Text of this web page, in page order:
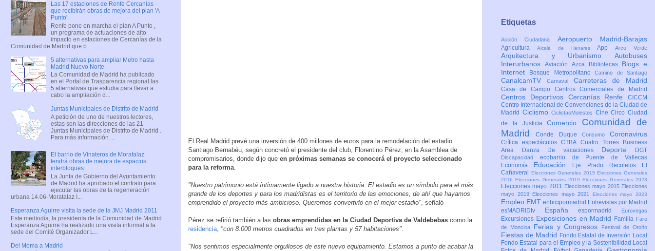
El Real Madrid prevé una inversión de 400 millones de euros para la remodelación del estadio
Santiago Bernabéu, según concretó el presidente del club, Florentino Pérez, en la Asamblea de
compromisarios, donde dijo que en próximas semanas se conocerá el proyecto seleccionado
para la reforma.
"Nuestro patrimonio está íntimamente ligado a nuestra historia. El estadio es un símbolo para el más
grande de los deportes y para los madridistas es el territorio de las emociones, de ahí que hayamos
emprendido el proyecto más ambicioso. Queremos convertirlo en el mejor estadio", señaló
Pérez se refirió también a las obras emprendidas en la Ciudad Deportiva de Valdebebas como la
residencia, "con 8.000 metros cuadrados en tres plantas y 57 habitaciones".
"Nos sentimos especialmente orgullosos de este nuevo equipamiento. Estamos a punto de acabar la
Las 17 estaciones de Renfe Cercanías
que recibirán obras de mejora del plan 'A
Punto'
Renfe pone en marcha el plan A Punto ,
un programa de actuaciones de alto
impacto en estaciones de Cercanías de la
Comunidad de Madrid que b...
5 alternativas para ampliar Metro hasta
Madrid Nuevo Norte
La Comunidad de Madrid ha publicado
en el Portal de Trasparencia regional las
5 alternativas que estudia para llevar a
cabo la ampliación d...
Juntas Municipales de Distrito de Madrid
A petición de uno de nuestros lectores,
estas son las direcciones de las 21
Juntas Municipales de Distrito de Madrid .
Para más información ...
El barrio de Vinateros de Moratalaz
tendrá obras de mejora de espacios
interbloques
La Junta de Gobierno del Ayuntamiento
de Madrid ha aprobado el contrato para
ejecutar las obras de la regeneración
urbana 14.06-Moratalaz I...
Esperanza Aguirre visita la sede de la JMJ Madrid 2011
Este mediodía, la presidenta de la Comunidad de Madrid
Esperanza Aguirre ha realizado una visita informal a la
sede del Comité Organizador L...
Del Moma a Madrid
Etiquetas
Acción Ciudadana Aeropuerto Madrid-Barajas
Agricultura Alcalá de HenaresAppArco Verde
Arquitectura y Urbanismo Autobuses
Interurbanos Aviación Azca Bibliotecas Blogs e
Internet
Bosque MetropolitanoCamino de Santiago
CanalcamTV Carnaval Carreteras de Madrid
Casa de Campo Centros Comerciales de Madrid
Centros Deportivos Cercanías Renfe CICCM
Centro Internacional de Convenciones de la Ciudad de
Madrid CiclismoCiclistasMolestos CineCircoCiudad
de la JusticiaComercio Comunidad de
MadridConde Duque Consumo Coronavirus
Crítica espectáculosCTBA Cuatro Torres Business
Area
Danza De vacaciones Deporte DGT
Discapacidad ecobarrio de Puente de Vallecas
Economía Educación Eje Prado Recoletos
El
Cañaveral
Elecciones Generales 2015 Elecciones Generales
2016 Elecciones Generales 2019 Elecciones Generales 2023
Elecciones mayo 2011 Elecciones mayo 2015 Elecciones
mayo 2019
Elecciones mayo 2021 Elecciones mayo 2023
Empleo EMT enbicipormadrid Entrevistas por Madrid
esMADRIDtv Españaespormadrid Eurovegas
Excursiones Exposiciones en Madrid Familia Faro
de Moncloa
Ferias y Congresos Festival de Otoño
Fiestas de Madrid Fondo Estatal de Inversión Local
Fondo Estatal para el Empleo y la Sostenibilidad Local